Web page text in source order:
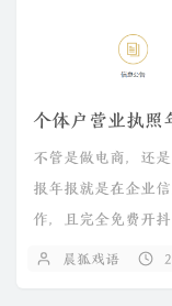
个体户营业执照
不管是做电商，还
报年报就是在企业
作，且完全免费开
晨狐戏语